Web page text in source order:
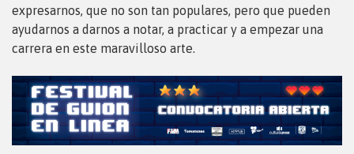
expresarnos, que no son tan populares, pero que pueden
ayudarnos a darnos a notar, a practicar y a empezar una
carrera en este maravilloso arte.